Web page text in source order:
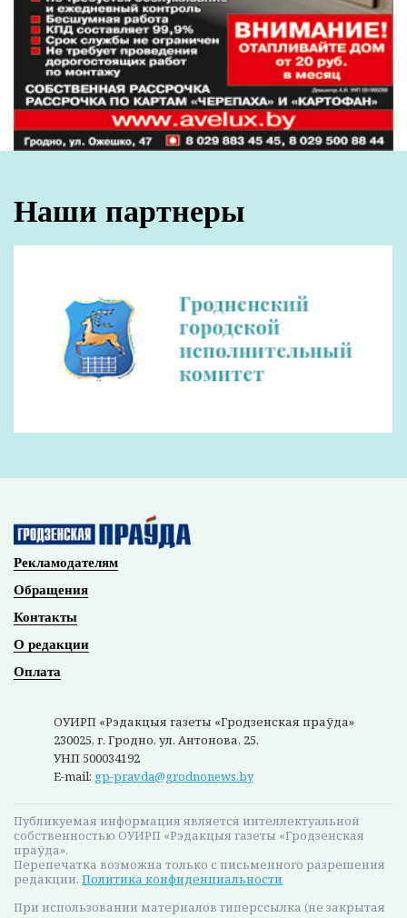
которые в своей профессии ценят
эксперименты, ищут красоту и новаторство в
повседневной жизни. На выставке
представлены и архитектурные пейзажи, и
портретов и природы.
–У нас имеется некоторый опыт
стран, но этот опыт очень невелик из-за ряда
препятствий. Мы надеемся, что круг этого
общения будет все больше расширяться,
подчеркивают организаторы выставки –
Что?Выставка Московского фотоклуба